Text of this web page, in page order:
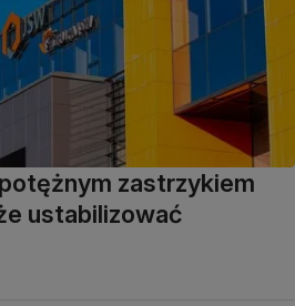
zastrzykiem
ustabilizować